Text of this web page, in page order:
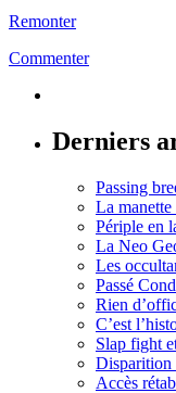
Remonter
Commenter
Derniers
Passing
La manette
Périple en
La Neo
Les
Passé
Rien
C’est
Slap fight
Disparition
Accès